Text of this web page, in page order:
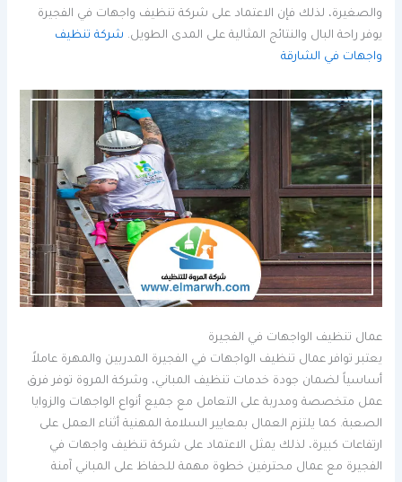
والصغيرة، لذلك فإن الاعتماد على شركة تنظيف واجهات في الفجيرة
يوفر راحة البال والنتائج المثالية على المدى الطويل. شركة تنظيف
واجهات في الشارقة
عمال تنظيف الواجهات في الفجيرة
يعتبر توافر عمال تنظيف الواجهات في الفجيرة المدربين والمهرة عاملاً
أساسياً لضمان جودة خدمات تنظيف المباني، وشركة المروة توفر فرق
عمل متخصصة ومدربة على التعامل مع جميع أنواع الواجهات والزوايا
الصعبة. كما يلتزم العمال بمعايير السلامة المهنية أثناء العمل على
ارتفاعات كبيرة، لذلك يمثل الاعتماد على شركة تنظيف واجهات في
الفجيرة مع عمال محترفين خطوة مهمة للحفاظ على المباني آمنة